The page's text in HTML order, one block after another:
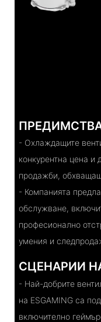
- Охлаждащите
конкурентна цена и
продажби,
- Компанията
обслужване,
професионално
умения и
СЦЕНАРИИ
- Най-добрите
на ESGAMING са
включително